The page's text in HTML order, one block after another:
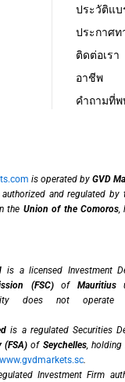
ประวัติแ
ประกาศท
ติดต่อเรา
อาชีพ
คำถามที่
is operated by GVD
authorized and regulated
the Union of the Comoros,
is a licensed Investment
(FSC)of Mauritius
does not operate
is a regulated Securities
(FSA) of Seychelles, holding
www.gvdmarkets.sc.
Investment Firm